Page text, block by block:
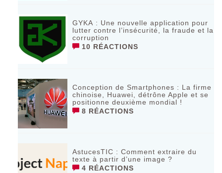
GYKA : Une nouvelle application pour
lutter contre l’insécurité, la fraude et la
corruption
10 RÉACTIONS
Conception de Smartphones : La firme
chinoise, Huawei, détrône Apple et se
positionne deuxième mondial !
8 RÉACTIONS
AstucesTIC : Comment extraire du
texte à partir d’une image ?
4 RÉACTIONS